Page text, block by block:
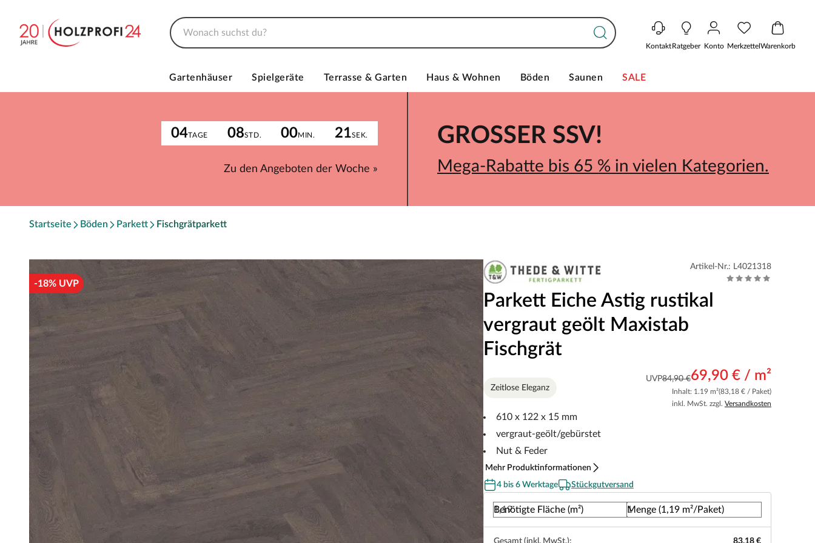
KontaktRatgeber Konto MerkzettelWarenkorb
Gartenhäuser Spielgeräte Terrasse & Garten Haus & Wohnen Böden Saunen SALE
04TAGE 08STD. 00MIN. 21SEK.
Zu den Angeboten der Woche »
GROSSER SSV!
Mega-Rabatte bis 65 % in vielen Kategorien.
Startseite Böden Parkett Fischgrätparkett
-18% UVP
Artikel-Nr.: L4021318
Parkett Eiche Astig rustikal
vergraut geölt Maxistab
Fischgrät
UVP84,90 €69,90 € / m²
Inhalt: 1.19 m²(83,18 € / Paket)
inkl. MwSt. zzgl. Versandkosten
Zeitlose Eleganz
610 x 122 x 15 mm
vergraut-geölt/gebürstet
Nut & Feder
Mehr Produktinformationen
4 bis 6 Werktage
Stückgutversand
Benötigte Fläche (m²) Menge (1,19 m²/Paket)
Gesamt (inkl. MwSt.): 83,18 €